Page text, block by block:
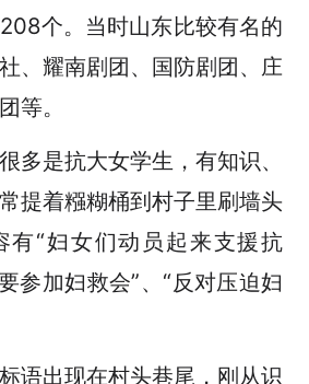
个。当时山东比较有名的
、耀南剧团、国防剧团、庄
等。
多是抗大女学生，有知识、
提着糨糊桶到村子里刷墙头
有“妇女们动员起来支援抗
参加妇救会”、“反对压迫妇
语出现在村头巷尾，刚从识